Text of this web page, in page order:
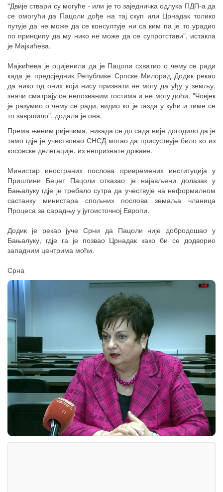
"Двије ствари су могуће - или је то заједничка одлука ПДП-а да
се омогући да Пацоли дође на тај скуп или Црнадак толико
путује да не може да се консултује ни са ким па је то урадио
по принципу да му нико не може да се супротстави", истакла
је Мајкићева.
Мајкићева је оцијенила да је Пацоли схватио о чему се ради
када је предсједник Републике Српске Милорад Додик рекао
да нико од оних који нису признати не могу да уђу у земљу,
значи сматрају се непозваним гостима и не могу доћи. "Човјек
је разумио о чему се ради, видио ко је газда у кући и тиме се
то завршило", додала је она.
Према њеним ријечима, никада се до сада није догодило да је
тамо гдје је учествовао СНСД могао да присуствује било ко из
косовске делегације, из непризнате државе.
Министар иностраних послова привремених институција у
Приштини Беџет Пацоли отказао је најављени долазак у
Бањалуку гдје је требало сутра да учествује на неформалном
састанку министара спољних послова земаља чланица
Процеса за сарадњу у југоисточној Европи.
Додик је рекао јуче Срни да Пацоли није добродошао у
Бањалуку, гдје га је позвао Црнадак како би се додворио
западним центрима моћи.
Срна